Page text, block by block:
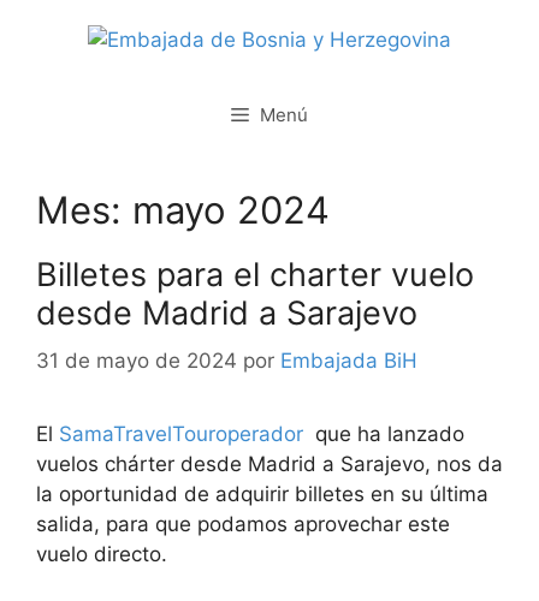
Menú
Mes: mayo 2024
Billetes para el charter vuelo
desde Madrid a Sarajevo
31 de mayo de 2024 por Embajada BiH
El SamaTravelTouroperador que ha lanzado
vuelos chárter desde Madrid a Sarajevo, nos da
la oportunidad de adquirir billetes en su última
salida, para que podamos aprovechar este
vuelo directo.